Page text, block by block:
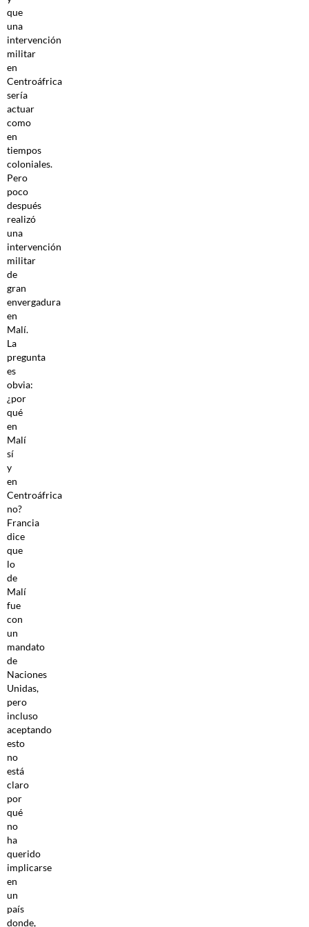
que
una
intervención
militar
en
Centroáfrica
sería
actuar
como
en
tiempos
coloniales.
Pero
poco
después
realizó
una
intervención
militar
de
gran
envergadura
en
Malí.
La
pregunta
es
obvia:
¿por
qué
en
Malí
sí
y
en
Centroáfrica
no?
Francia
dice
que
lo
de
Malí
fue
con
un
mandato
de
Naciones
Unidas,
pero
incluso
aceptando
esto
no
está
claro
por
qué
no
ha
querido
implicarse
en
un
país
donde,